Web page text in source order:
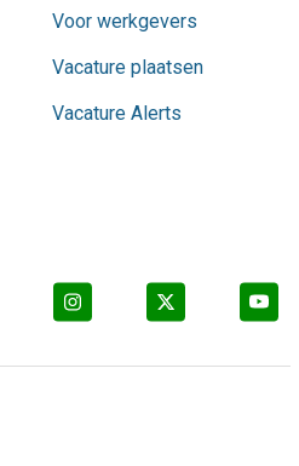
Voor werkgevers
Vacature plaatsen
Vacature Alerts